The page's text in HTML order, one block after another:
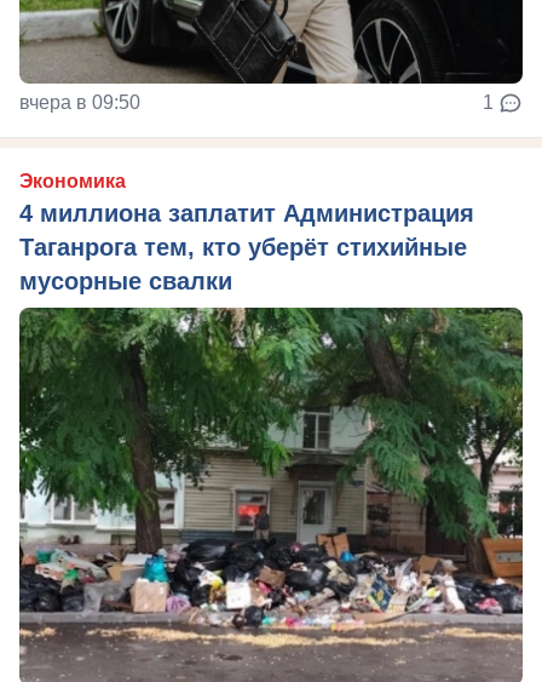
вчера в 09:50 1
Экономика
4 миллиона заплатит Администрация
Таганрога тем, кто уберёт стихийные
мусорные свалки